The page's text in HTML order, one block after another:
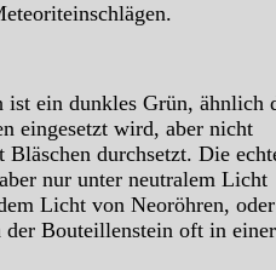
ist ein dunkles Grün, ähnlich
eingesetzt wird, aber nicht
durchsetzt. Die
nur unter neutralem Licht
Licht von Neoröhren, oder
der Bouteillenstein oft in einer